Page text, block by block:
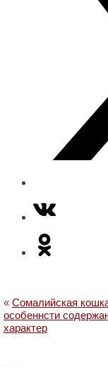
« Сомалийская
особеннсти
характер